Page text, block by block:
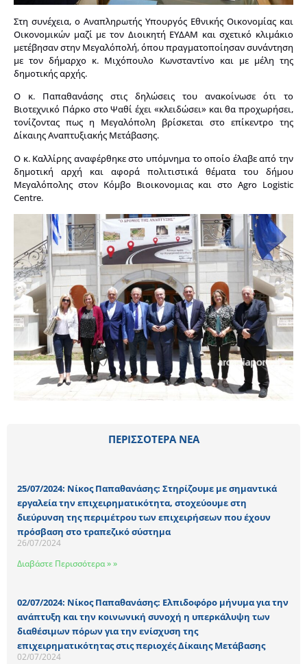
Στη συνέχεια, ο Αναπληρωτής Υπουργός Εθνικής Οικονομίας και
Οικονομικών μαζί με τον Διοικητή ΕΥΔΑΜ και σχετικό κλιμάκιο
μετέβησαν στην Μεγαλόπολή, όπου πραγματοποίησαν συνάντηση
με τον δήμαρχο κ. Μιχόπουλο Κωνσταντίνο και με μέλη της
δημοτικής αρχής.
Ο κ. Παπαθανάσης στις δηλώσεις του ανακοίνωσε ότι το
Βιοτεχνικό Πάρκο στο Ψαθί έχει «κλειδώσει» και θα προχωρήσει,
τονίζοντας πως η Μεγαλόπολη βρίσκεται στο επίκεντρο της
Δίκαιης Αναπτυξιακής Μετάβασης.
Ο κ. Καλλίρης αναφέρθηκε στο υπόμνημα το οποίο έλαβε από την
δημοτική αρχή και αφορά πολιτιστικά θέματα του δήμου
Μεγαλόπολης στον Κόμβο Βιοικονομιας και στο Agro Logistic
Centre.
ΠΕΡΙΣΣΟΤΕΡΑ ΝΕΑ
25/07/2024: Νίκος Παπαθανάσης: Στηρίζουμε με σημαντικά
εργαλεία την επιχειρηματικότητα, στοχεύουμε στη
διεύρυνση της περιμέτρου των επιχειρήσεων που έχουν
πρόσβαση στο τραπεζικό σύστημα
26/07/2024
Διαβάστε Περισσότερα » »
02/07/2024: Νίκος Παπαθανάσης: Ελπιδοφόρο μήνυμα για την
ανάπτυξη και την κοινωνική συνοχή η υπερκάλυψη των
διαθέσιμων πόρων για την ενίσχυση της
επιχειρηματικότητας στις περιοχές Δίκαιης Μετάβασης
02/07/2024